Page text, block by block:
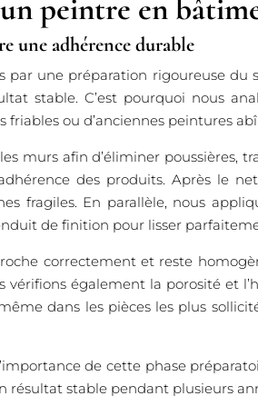
peintre en
une adhérence durable
une préparation rigoureuse du
stable. C’est pourquoi nous
friables ou d’anciennes peintures
murs afin d’éliminer poussières,
des produits. Après le
fragiles. En parallèle, nous
de finition pour lisser
correctement et reste
vérifions également la porosité et
dans les pièces les plus
de cette phase
résultat stable pendant plusieurs